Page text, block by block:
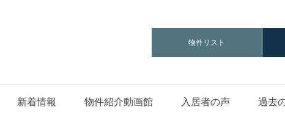
物件リスト
新着情報 物件紹介動画館 入居者の声 過去